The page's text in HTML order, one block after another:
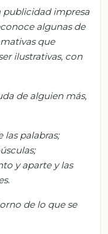
publicidad impresa
algunas de
que
ilustrativas, con
de alguien más,
palabras;
y aparte y las
de lo que se